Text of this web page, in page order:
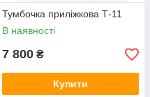
Тумбочка приліжкова Т-11
В наявності
7 800 ₴
Купити